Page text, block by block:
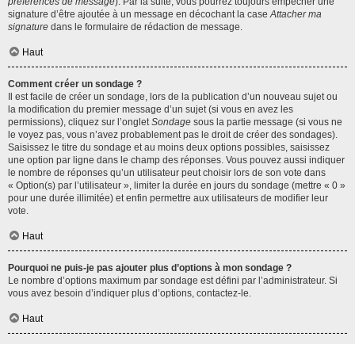
signature d’être ajoutée à un message en décochant la caseAttacher ma
signature dans le formulaire de rédaction de message.
Haut
Comment créer un sondage ?
Il est facile de créer un sondage, lors de la publication d’un nouveau sujet ou
la modification du premier message d’un sujet (si vous en avez les
permissions), cliquez sur l’ongletSondage sous la partie message (si vous ne
le voyez pas, vous n’avez probablement pas le droit de créer des sondages).
Saisissez le titre du sondage et au moins deux options possibles, saisissez
une option par ligne dans le champ des réponses. Vous pouvez aussi indiquer
le nombre de réponses qu’un utilisateur peut choisir lors de son vote dans
« Option(s) par l’utilisateur », limiter la durée en jours du sondage (mettre « 0 »
pour une durée illimitée) et enfin permettre aux utilisateurs de modifier leur
vote.
Haut
Pourquoi ne puis-je pas ajouter plus d’options à mon sondage ?
Le nombre d’options maximum par sondage est défini par l’administrateur. Si
vous avez besoin d’indiquer plus d’options, contactez-le.
Haut